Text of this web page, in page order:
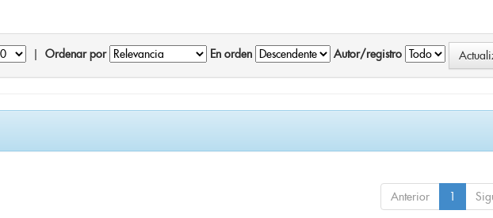
Ordenar por En orden Autor/registro
Anterior 1